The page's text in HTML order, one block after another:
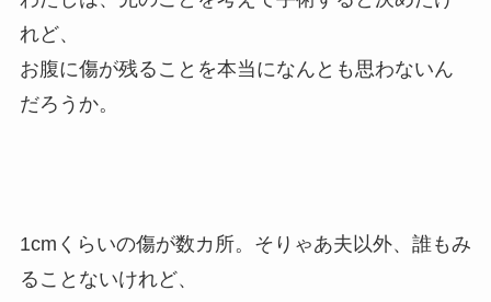
れど、
お腹に傷が残ることを本当になんとも思わないん
だろうか。
1cmくらいの傷が数カ所。そりゃあ夫以外、誰もみ
ることないけれど、